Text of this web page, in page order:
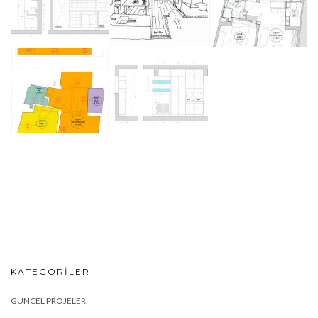
KATEGORILER
GÜNCEL PROJELER